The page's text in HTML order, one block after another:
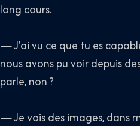
long cours.
— J'ai vu ce que tu es
nous avons pu voir depuis
parle, non ?
— Je vois des images, dans